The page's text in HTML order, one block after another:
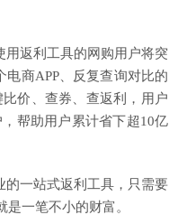
用返利工具的网购用户将突
商APP、反复查询对比的
价、查券、查返利，用户
帮助用户累计省下超10亿
的一站式返利工具，只需要
一笔不小的财富。